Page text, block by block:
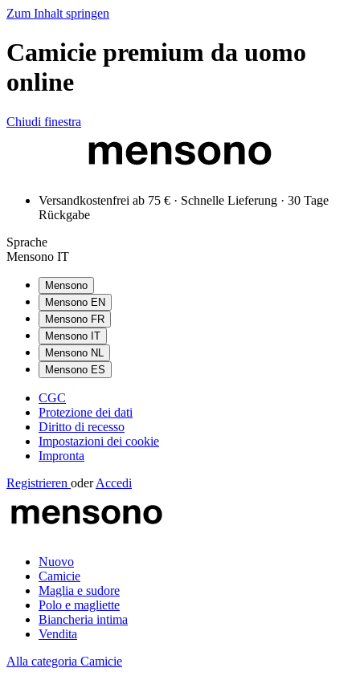
Zum Inhalt springen
Camicie premium da uomo
online
Chiudi finestra
Versandkostenfrei ab 75 € · Schnelle Lieferung · 30 Tage
Rückgabe
Sprache
Mensono IT
Mensono
Mensono EN
Mensono FR
Mensono IT
Mensono NL
Mensono ES
CGC
Protezione dei dati
Diritto di recesso
Impostazioni dei cookie
Impronta
Registrieren oder Accedi
Nuovo
Camicie
Maglia e sudore
Polo e magliette
Biancheria intima
Vendita
Alla categoria Camicie